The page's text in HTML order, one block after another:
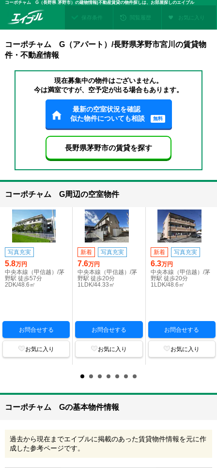
コーポチャム G（長野県 茅野市）の建物情報|不動産賃貸の物件探しは、お部屋探しのエイブル
保存条件 閲覧履歴 お気に入り
コーポチャム G（アパート）/長野県茅野市宮川の賃貸物
件・不動産情報
現在募集中の物件はございません。
今は満室ですが、空予定が出る場合もあります。
最新の空室状況を確認
似た物件についても相談
無料
長野県茅野市の賃貸を探す
コーポチャム G周辺の空室物件
写真充実
5.8万円
中央本線（甲信越）/茅
野駅 徒歩57分
2DK/48.6㎡
お問合せする
お気に入り
新着 写真充実
7.6万円
中央本線（甲信越）/茅
野駅 徒歩20分
1LDK/44.33㎡
お問合せする
お気に入り
新着 写真充実
6.3万円
中央本線（甲信越）/茅
野駅 徒歩20分
1LDK/48.6㎡
お問合せする
お気に入り
コーポチャム Gの基本物件情報
過去から現在までエイブルに掲載のあった賃貸物件情報を元に作
成した参考ページです。